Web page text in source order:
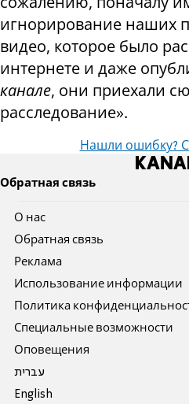
игнорирование наших
видео, которое было
интернете и даже
канале, они приехали
расследование».
Нашли ошибку?
Обратная связь
О нас
Обратная связь
Реклама
Использование информации
Политика
Специальные возможности
Оповещения
עברית
English